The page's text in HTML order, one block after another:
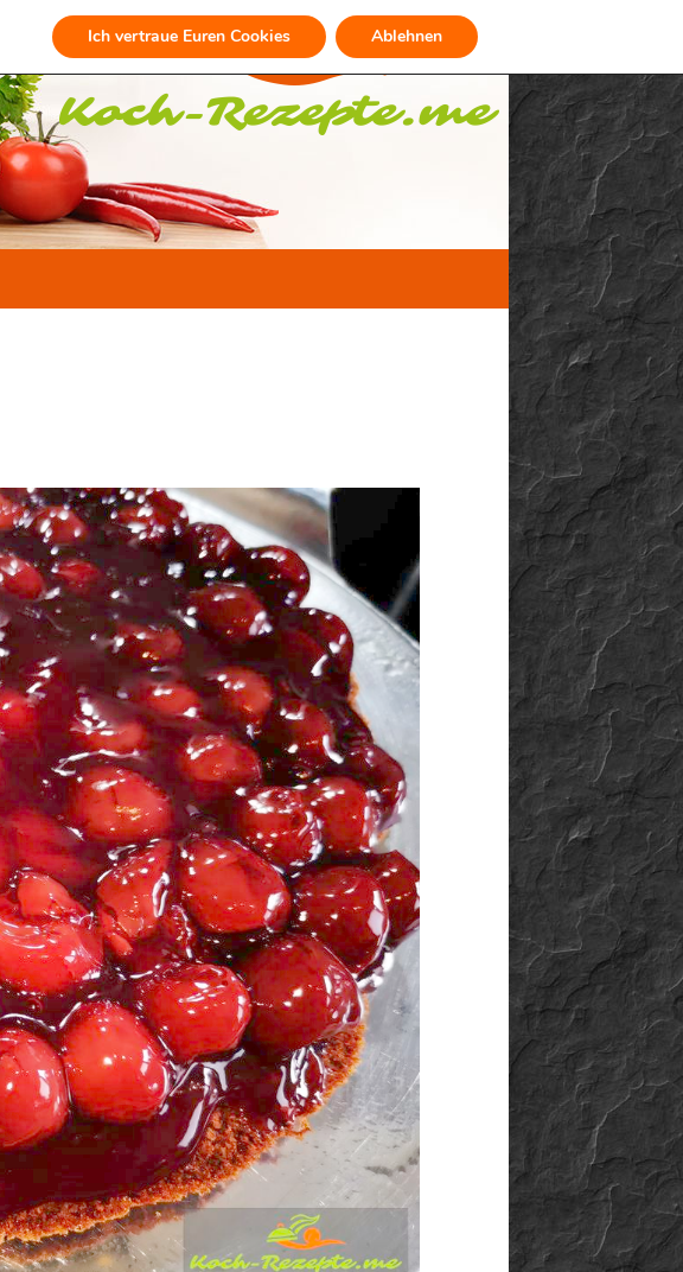
Ich vertraue Euren Cookies Ablehnen